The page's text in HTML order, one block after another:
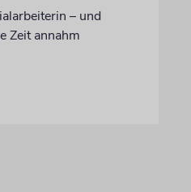
– und
Zeit annahm